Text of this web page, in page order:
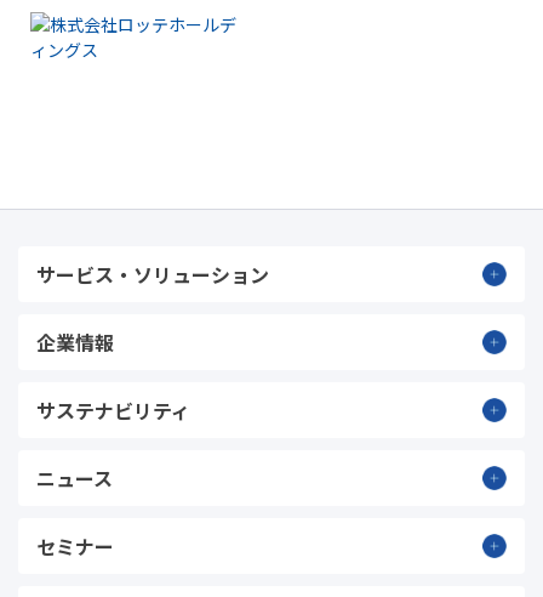
サービス・ソリューション
企業情報
サステナビリティ
ニュース
セミナー